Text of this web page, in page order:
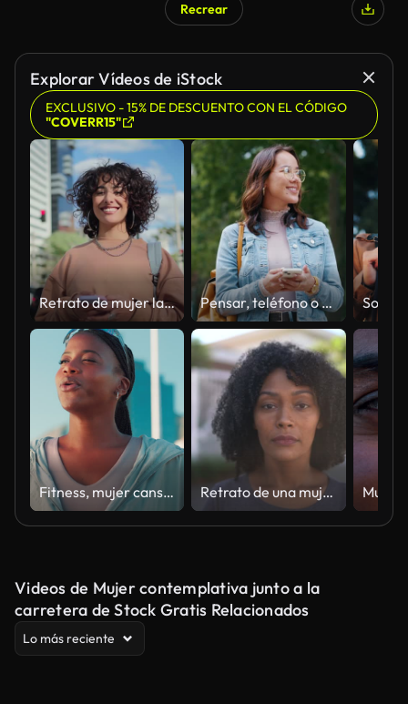
Recrear
Explorar Vídeos de iStock
EXCLUSIVO - 15% DE DESCUENTO CON EL CÓDIGO
"COVERR15"
Retrato de mujer latina en la ciudad Pensar, teléfono o estudiante en el parque en las redes sociales para chatear en Internet, publicación en línea o notificación del sitio web. Noticias, sonrisa o mujer feliz caminando por la calle enviando mensajes de texto, leyendo o escribiendo en la
Fitness, mujer cansada y negra que respira en la ciudad para el descanso deportivo, el ejercicio o piensa en el bienestar. Descanso, fatiga o atleta feliz al aire libre para la recuperación cardiovascular, agotado o relajante corredor para la salud corpor Retrato de una mujer en la calle
Videos de Mujer contemplativa junto a la
carretera de Stock Gratis Relacionados
Lo más reciente